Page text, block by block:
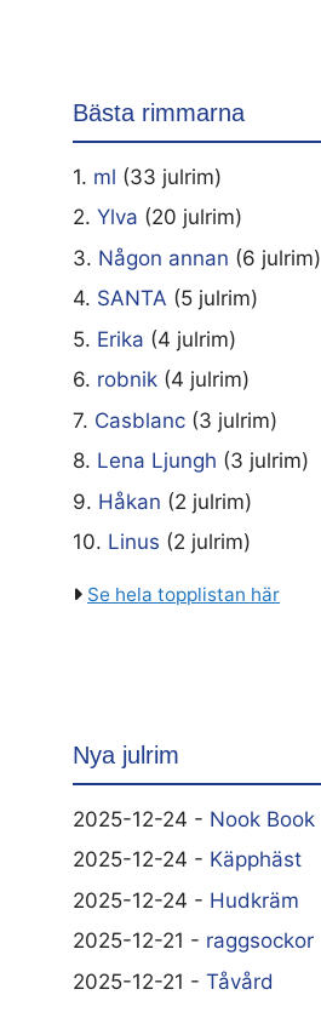
Bästa rimmarna
1. ml (33 julrim)
2. Ylva (20 julrim)
3. Någon annan (6 julrim)
4. SANTA (5 julrim)
5. Erika (4 julrim)
6. robnik (4 julrim)
7. Casblanc (3 julrim)
8. Lena Ljungh (3 julrim)
9. Håkan (2 julrim)
10. Linus (2 julrim)
Se hela topplistan här
Nya julrim
2025-12-24 - Nook Book
2025-12-24 - Käpphäst
2025-12-24 - Hudkräm
2025-12-21 - raggsockor
2025-12-21 - Tåvård